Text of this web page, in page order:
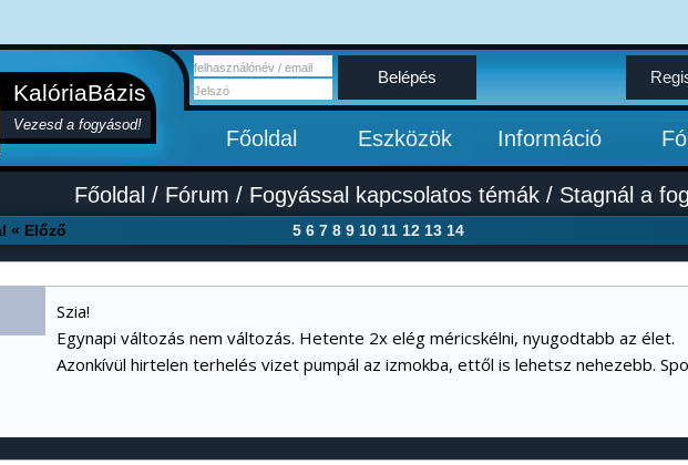
KalóriaBázis
Vezesd a fogyásod!
Belépés
Főoldal Eszközök Információ
Főoldal / Fórum / Fogyással kapcsolatos témák / Stagnál a
« Előző 5 6 7 8 9 10 11 12 13 14
Szia!
Egynapi változás nem változás. Hetente 2x elég méricskélni, nyugodtabb az élet.
Azonkívül hirtelen terhelés vizet pumpál az izmokba, ettől is lehetsz nehezebb.